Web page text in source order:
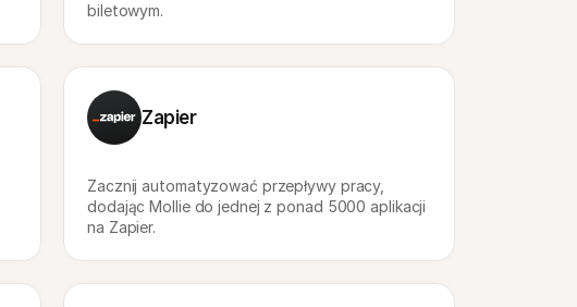
biletowym.
Zapier
Zacznij automatyzować przepływy pracy,
dodając Mollie do jednej z ponad 5000 aplikacji
na Zapier.